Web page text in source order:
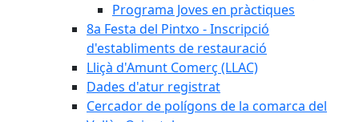
Programa Joves en pràctiques
8a Festa del Pintxo - Inscripció
d'establiments de restauració
Lliçà d'Amunt Comerç (LLAC)
Dades d'atur registrat
Cercador de polígons de la comarca del